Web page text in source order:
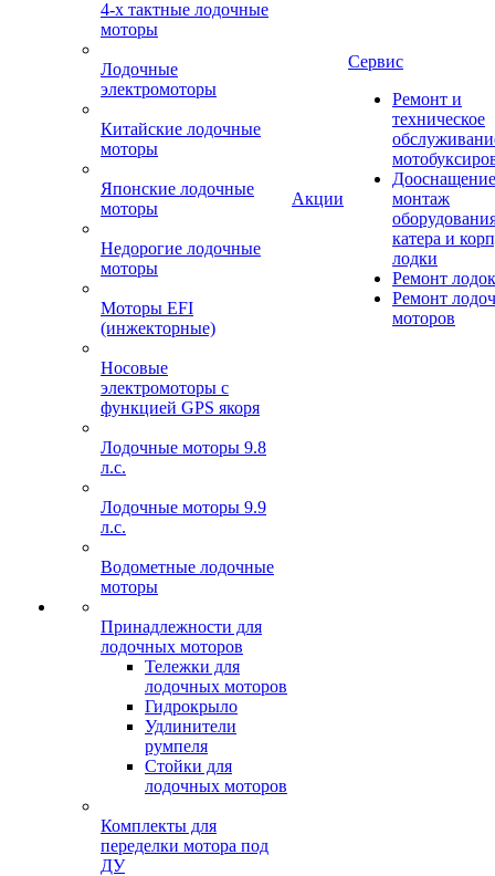
4-х тактные лодочные
моторы
Лодочные
электромоторы
Китайские лодочные
моторы
Японские лодочные
моторы
Недорогие лодочные
моторы
Моторы EFI
(инжекторные)
Носовые
электромоторы с
функцией GPS якоря
Лодочные моторы 9.8
л.с.
Лодочные моторы 9.9
л.с.
Водометные лодочные
моторы
Принадлежности для
лодочных моторов
Тележки для
лодочных моторов
Гидрокрыло
Удлинители
румпеля
Стойки для
лодочных моторов
Комплекты для
переделки мотора под
ДУ
Акции
Сервис
Ремонт и
техническое
монтаж
катера и
лодки
Ремонт
Ремонт
моторов